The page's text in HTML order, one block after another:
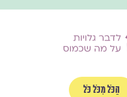
הַכֹּל מִכֹּל כֹּל